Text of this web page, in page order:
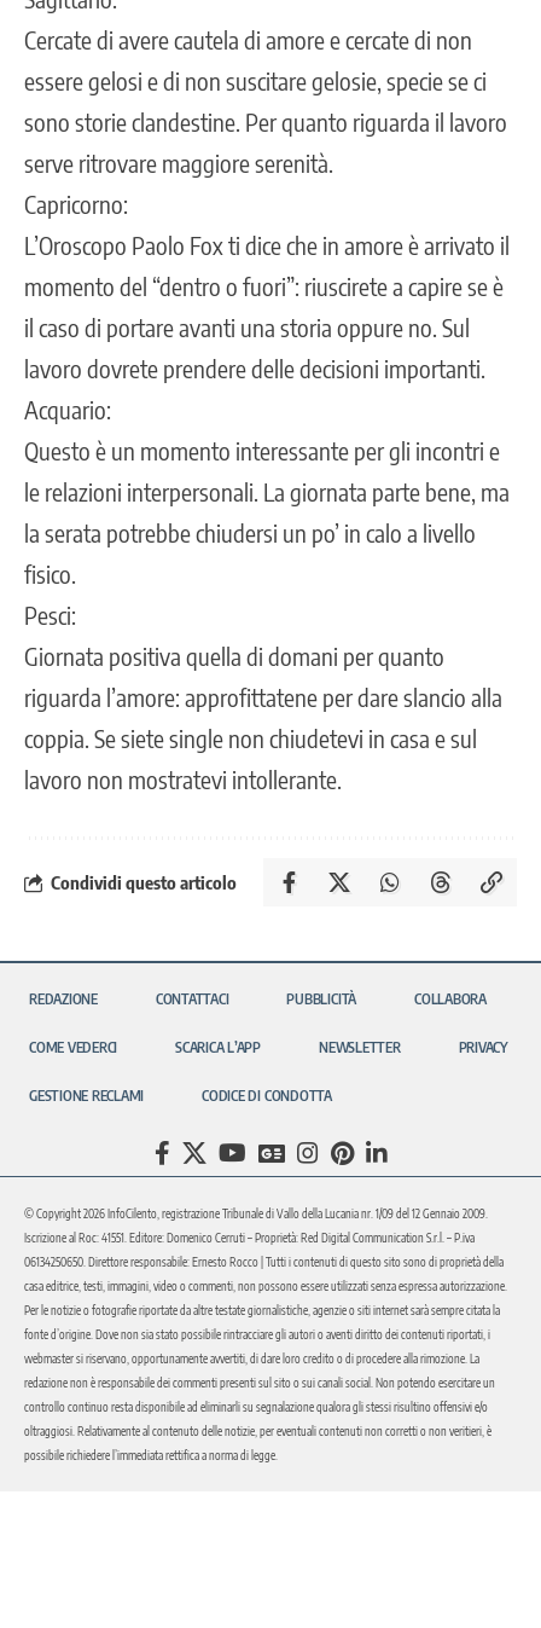
Cercate di avere cautela di amore e cercate di non
essere gelosi e di non suscitare gelosie, specie se ci
sono storie clandestine. Per quanto riguarda il lavoro
serve ritrovare maggiore serenità.
Capricorno:
L’Oroscopo Paolo Fox ti dice che in amore è arrivato il
momento del “dentro o fuori”: riuscirete a capire se è
il caso di portare avanti una storia oppure no. Sul
lavoro dovrete prendere delle decisioni importanti.
Acquario:
Questo è un momento interessante per gli incontri e
le relazioni interpersonali. La giornata parte bene, ma
la serata potrebbe chiudersi un po’ in calo a livello
fisico.
Pesci:
Giornata positiva quella di domani per quanto
riguarda l’amore: approfittatene per dare slancio alla
coppia. Se siete single non chiudetevi in casa e sul
lavoro non mostratevi intollerante.
Condividi questo articolo
REDAZIONE CONTATTACI PUBBLICITÀ COLLABORA
COME VEDERCI SCARICA L’APP NEWSLETTER PRIVACY
GESTIONE RECLAMI CODICE DI CONDOTTA
© Copyright 2026 InfoCilento, registrazione Tribunale di Vallo della Lucania nr. 1/09 del 12 Gennaio 2009.
Iscrizione al Roc: 41551. Editore: Domenico Cerruti – Proprietà: Red Digital Communication S.r.l. – P.iva
06134250650. Direttore responsabile: Ernesto Rocco | Tutti i contenuti di questo sito sono di proprietà della
casa editrice, testi, immagini, video o commenti, non possono essere utilizzati senza espressa autorizzazione.
Per le notizie o fotografie riportate da altre testate giornalistiche, agenzie o siti internet sarà sempre citata la
fonte d’origine. Dove non sia stato possibile rintracciare gli autori o aventi diritto dei contenuti riportati, i
webmaster si riservano, opportunamente avvertiti, di dare loro credito o di procedere alla rimozione. La
redazione non è responsabile dei commenti presenti sul sito o sui canali social. Non potendo esercitare un
controllo continuo resta disponibile ad eliminarli su segnalazione qualora gli stessi risultino offensivi e/o
oltraggiosi. Relativamente al contenuto delle notizie, per eventuali contenuti non corretti o non veritieri, è
possibile richiedere l’immediata rettifica a norma di legge.